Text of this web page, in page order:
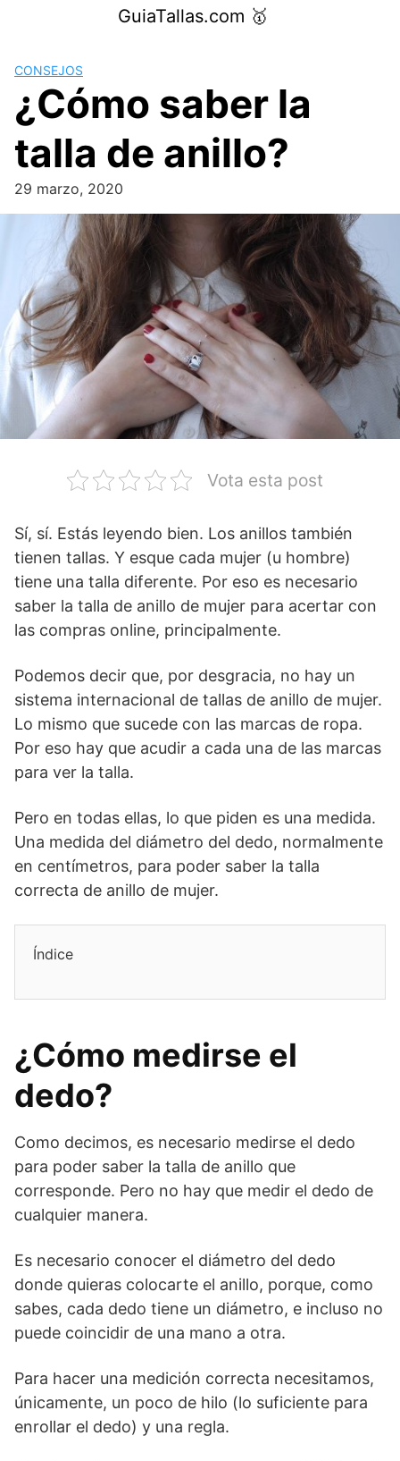
GuiaTallas.com 🥇
CONSEJOS
¿Cómo saber la
talla de anillo?
29 marzo, 2020
Vota esta post
Sí, sí. Estás leyendo bien. Los anillos también
tienen tallas. Y esque cada mujer (u hombre)
tiene una talla diferente. Por eso es necesario
saber la talla de anillo de mujer para acertar con
las compras online, principalmente.
Podemos decir que, por desgracia, no hay un
sistema internacional de tallas de anillo de mujer.
Lo mismo que sucede con las marcas de ropa.
Por eso hay que acudir a cada una de las marcas
para ver la talla.
Pero en todas ellas, lo que piden es una medida.
Una medida del diámetro del dedo, normalmente
en centímetros, para poder saber la talla
correcta de anillo de mujer.
Índice
¿Cómo medirse el
dedo?
Como decimos, es necesario medirse el dedo
para poder saber la talla de anillo que
corresponde. Pero no hay que medir el dedo de
cualquier manera.
Es necesario conocer el diámetro del dedo
donde quieras colocarte el anillo, porque, como
sabes, cada dedo tiene un diámetro, e incluso no
puede coincidir de una mano a otra.
Para hacer una medición correcta necesitamos,
únicamente, un poco de hilo (lo suficiente para
enrollar el dedo) y una regla.